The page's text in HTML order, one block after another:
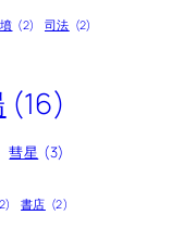
(2) 司法 (2)
(16)
彗星 (3)
書店 (2)